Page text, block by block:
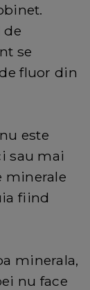
de
se
fluor din
este
sau mai
minerale
fiind
minerala,
nu face